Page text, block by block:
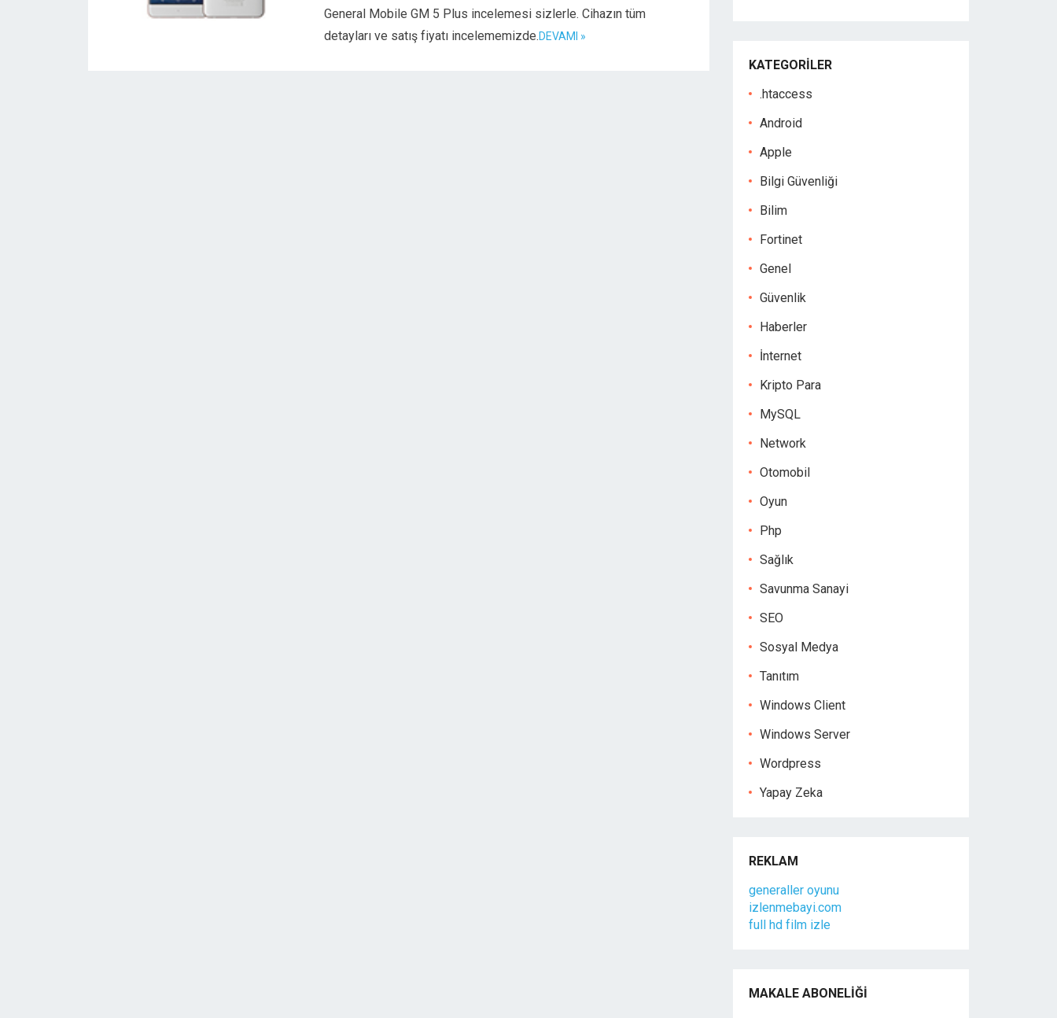
General Mobile GM 5 Plus incelemesi sizlerle. Cihazın tüm
detayları ve satış fiyatı incelememizde.DEVAMI »
KATEGORILER
.htaccess
Android
Apple
Bilgi Güvenliği
Bilim
Fortinet
Genel
Güvenlik
Haberler
İnternet
Kripto Para
MySQL
Network
Otomobil
Oyun
Php
Sağlık
Savunma Sanayi
SEO
Sosyal Medya
Tanıtım
Windows Client
Windows Server
Wordpress
Yapay Zeka
REKLAM
generaller oyunu
izlenmebayi.com
full hd film izle
MAKALE ABONELIĞI